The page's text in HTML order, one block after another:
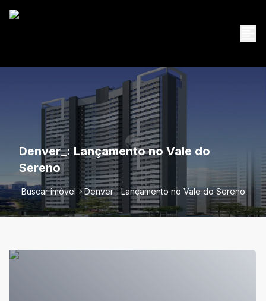
Denver_: Lançamento no Vale do
Sereno
Buscar imóvel Denver_: Lançamento no Vale do Sereno